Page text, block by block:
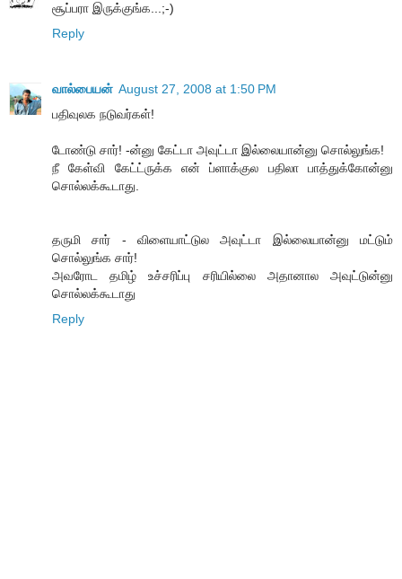
சூப்பரா இருக்குங்க...;-)
Reply
வால்பையன் August 27, 2008 at 1:50 PM
பதிவுலக நடுவர்கள்!
டோண்டு சார்! -ன்னு கேட்டா அவுட்டா இல்லையான்னு சொல்லுங்க!
நீ கேள்வி கேட்ட்ருக்க என் ப்ளாக்குல பதிலா பாத்துக்கோன்னு
சொல்லக்கூடாது.
தருமி சார் - விளையாட்டுல அவுட்டா இல்லையான்னு மட்டும்
சொல்லுங்க சார்!
அவரோட தமிழ் உச்சரிப்பு சரியில்லை அதானால அவுட்டுன்னு
சொல்லக்கூடாது
Reply